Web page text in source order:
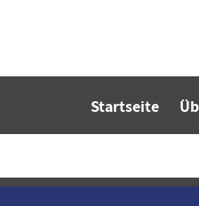
Startseite